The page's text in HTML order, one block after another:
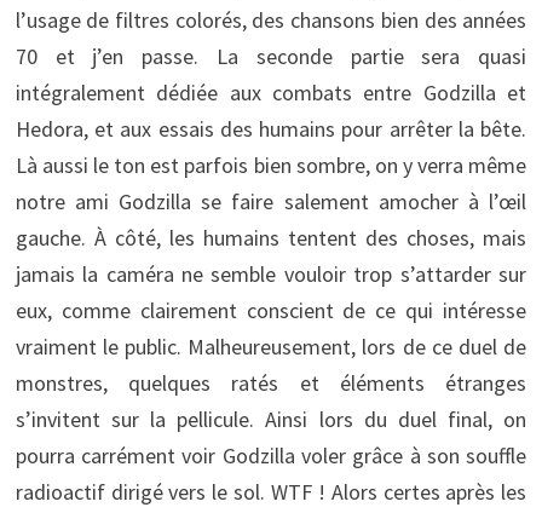
l’usage de filtres colorés, des chansons bien des années
70 et j’en passe. La seconde partie sera quasi
intégralement dédiée aux combats entre Godzilla et
Hedora, et aux essais des humains pour arrêter la bête.
Là aussi le ton est parfois bien sombre, on y verra même
notre ami Godzilla se faire salement amocher à l’œil
gauche. À côté, les humains tentent des choses, mais
jamais la caméra ne semble vouloir trop s’attarder sur
eux, comme clairement conscient de ce qui intéresse
vraiment le public. Malheureusement, lors de ce duel de
monstres, quelques ratés et éléments étranges
s’invitent sur la pellicule. Ainsi lors du duel final, on
pourra carrément voir Godzilla voler grâce à son souffle
radioactif dirigé vers le sol. WTF ! Alors certes après les